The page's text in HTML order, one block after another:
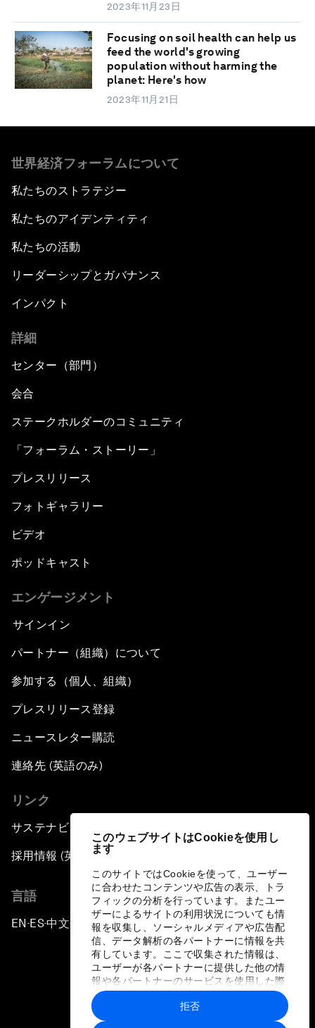
このウェブサイトはCookieを使用し
ます
このサイトではCookieを使って、ユーザー
に合わせたコンテンツや広告の表示、トラ
フィックの分析を行っています。またユー
ザーによるサイトの利用状況についても情
報を収集し、ソーシャルメディアや広告配
信、データ解析の各パートナーに情報を共
有しています。ここで収集された情報は、
ユーザーが各パートナーに提供した他の情
報や各パートナーのサービスを使用した際
に収集された情報と組み合わされ、各パー
トナーによって使用されることがありま
す。
拒否
2023年11月23日
Focusing on soil health can help us
feed the world's growing
population without harming the
planet: Here's how
2023年11月21日
世界経済フォーラムについて
私たちのストラテジー
私たちのアイデンティティ
私たちの活動
リーダーシップとガバナンス
インパクト
詳細
センター（部門）
会合
ステークホルダーのコミュニティ
「フォーラム・ストーリー」
プレスリリース
フォトギャラリー
ビデオ
ポッドキャスト
エンゲージメント
サインイン
パートナー（組織）について
参加する（個人、組織）
プレスリリース登録
ニュースレター購読
連絡先 (英語のみ)
リンク
サステナビリティへの取り組み
採用情報 (英語のみ)
言語
EN ▪ ES▪中文▪ 日本語
プライバシーポリシーと利用規約